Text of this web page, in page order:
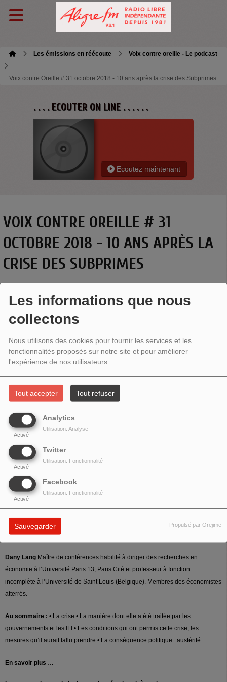
Les informations que nous
collectons
Nous utilisons des cookies pour fournir les services et les
fonctionnalités proposés sur notre site et pour améliorer
l'expérience de nos utilisateurs.
Tout accepter Tout refuser
Analytics
Activé
Utilisation: Analyse
Twitter
Activé
Utilisation: Fonctionnalité
Facebook
Activé
Utilisation: Fonctionnalité
Sauvegarder Propulsé par Orejime
Les émissions en réécoute Voix contre oreille - Le podcast
Voix contre Oreille # 31 octobre 2018 - 10 ans après la crise des Subprimes
. . . . ECOUTER ON LINE . . . . . .
Ecoutez maintenant
VOIX CONTRE OREILLE # 31
OCTOBRE 2018 - 10 ANS APRÈS LA
CRISE DES SUBPRIMES
La crise des subprimes c’était il y a 10 ans. Que s’est il passé depuis ? A-t-on
crise ? Quelles en auront été les conséquences ?
Pas besoin d’être extra-lucide ni d’avoir une thèse en économie pour
comprendre que non seulement pas grand-chose a été fait mais qu’en plus
cette histoire de subprime aura été une grosse arnaque … pour les plus
Avec :
Dany Lang Maître de conférences habilité à diriger des recherches en
économie à l’Université Paris 13, Paris Cité et professeur à fonction
incomplète à l’Université de Saint Louis (Belgique). Membres des économistes
atterrés.
Au sommaire : • La crise • La manière dont elle a été traitée par les
gouvernements et les IFI • Les conditions qui ont permis cette crise, les
mesures qu’il aurait fallu prendre • La conséquence politique : austérité
En savoir plus …